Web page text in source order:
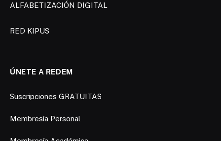
ALFABETIZACIÓN DIGITAL
RED KIPUS
ÚNETE A REDEM
Suscripciones GRATUITAS
Membresía Personal